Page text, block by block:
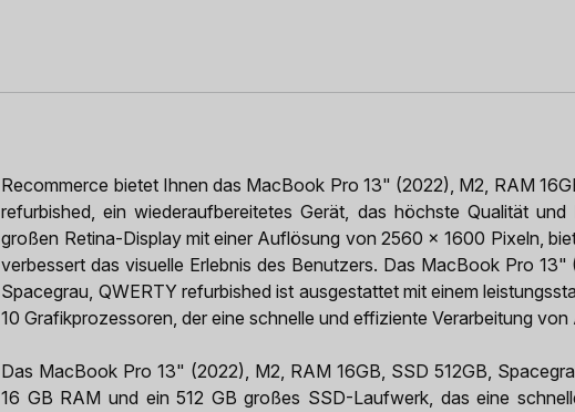
Recommerce bietet Ihnen das MacBook Pro 13" (2022), M2, RAM
refurbished, ein wiederaufbereitetes Gerät, das höchste Qualität
großen Retina-Display mit einer Auflösung von 2560 x 1600 Pixeln,
verbessert das visuelle Erlebnis des Benutzers. Das MacBook Pro
Spacegrau, QWERTY refurbished ist ausgestattet mit einem
10 Grafikprozessoren, der eine schnelle und effiziente Verarbeitung
Das MacBook Pro 13" (2022), M2, RAM 16GB, SSD 512GB,
16 GB RAM und ein 512 GB großes SSD-Laufwerk, das eine